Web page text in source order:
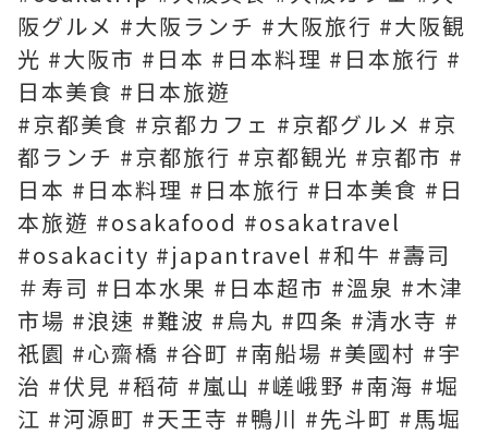
阪グルメ #大阪ランチ #大阪旅行 #大阪観
光 #大阪市 #日本 #日本料理 #日本旅行 #
日本美食 #日本旅遊
#京都美食 #京都カフェ #京都グルメ #京
都ランチ #京都旅行 #京都観光 #京都市 #
日本 #日本料理 #日本旅行 #日本美食 #日
本旅遊 #osakafood #osakatravel
#osakacity #japantravel #和牛 #壽司
＃寿司 #日本水果 #日本超市 #溫泉 #木津
市場 #浪速 #難波 #烏丸 #四条 #清水寺 #
祇園 #心齋橋 #谷町 #南船場 #美國村 #宇
治 #伏見 #稻荷 #嵐山 #嵯峨野 #南海 #堀
江 #河源町 #天王寺 #鴨川 #先斗町 #馬堀